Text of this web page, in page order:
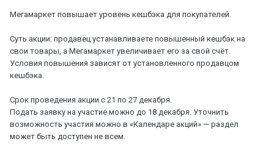
Мегамаркет повышает уровень кешбэка для покупателей.
Суть акции: продавец устанавливаете повышенный кешбэк на
свои товары, а Мегамаркет увеличивает его за свой счёт.
Условия повышения зависят от установленного продавцом
кешбэка.
Срок проведения акции с 21 по 27 декабря.
Подать заявку на участие можно до 18 декабря. Уточнить
возможность участия можно в «Календаре акций» — раздел
может быть доступен не всем.